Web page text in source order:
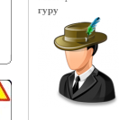
гуру